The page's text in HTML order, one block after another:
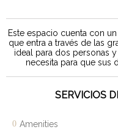
Este espacio cuenta con
que entra a través de las
ideal para dos personas
necesita para que sus
SERVICIOS
Amenities